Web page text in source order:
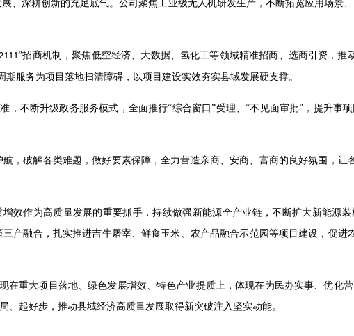
、深耕创新的充足底气。公司聚焦工业级无人机研发生产，不断拓宽应用场景
”招商机制，聚焦低空经济、大数据、氢化工等领域精准招商、选商引资，推
服务为项目落地扫清障碍，以项目建设实效夯实县域发展硬支撑。
，不断升级政务服务模式，全面推行“综合窗口”受理、“不见面审批”，提升事
，破解各类难题，做好要素保障，全力营造亲商、安商、富商的良好氛围，让
效作为高质量发展的重要抓手，持续做强新能源全产业链，不断扩大新能源
产融合，扎实推进吉牛屠宰、鲜食玉米、农产品融合示范园等项目建设，促进
重大项目落地、绿色发展增效、特色产业提质上，体现在为民办实事、优化
、起好步，推动县域经济高质量发展取得新突破注入坚实动能。